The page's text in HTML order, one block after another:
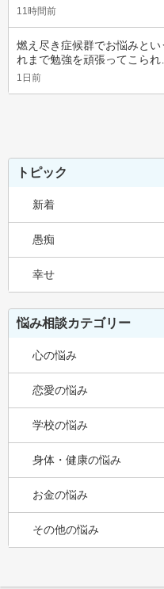
11時間前
燃え尽き症候群でお悩みと
れまで勉強を頑張ってこられ
1日前
トピック
新着
愚痴
幸せ
悩み相談カテゴリー
心の悩み
恋愛の悩み
学校の悩み
身体・健康の悩み
お金の悩み
その他の悩み